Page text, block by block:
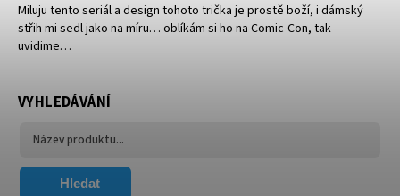
Miluju tento seriál a design tohoto trička je prostě boží, i dámský
střih mi sedl jako na míru… oblíkám si ho na Comic-Con, tak
uvidime…
VYHLEDÁVÁNÍ
Hledat